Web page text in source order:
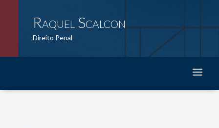
Raquel Scalcon
Direito Penal